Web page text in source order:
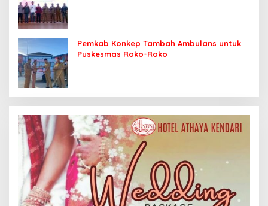
Pemkab Konkep Tambah Ambulans untuk
Puskesmas Roko-Roko